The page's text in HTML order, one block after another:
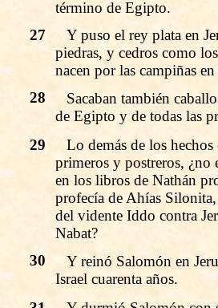
término de Egipto.
27
Y puso el rey plata en
piedras, y cedros como
nacen por las campiñas
28
Sacaban también
de Egipto y de todas las
29
Lo demás de los
primeros y postreros, ¿no
en los libros de Nathán
profecía de Ahías
del vidente Iddo contra
Nabat?
30
Y reinó Salomón en
Israel cuarenta años.